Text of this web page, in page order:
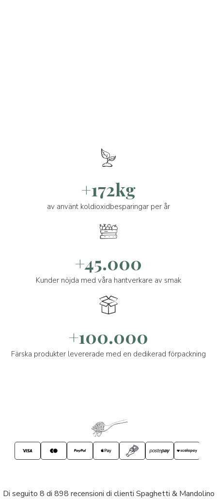
+172kg
av använt koldioxidbesparingar per år
+45.000
Kunder nöjda med våra hantverkare av smak
+100.000
Färska produkter levererade med en dedikerad förpackning
Di seguito 8 di 898 recensioni di clienti Spaghetti & Mandolino